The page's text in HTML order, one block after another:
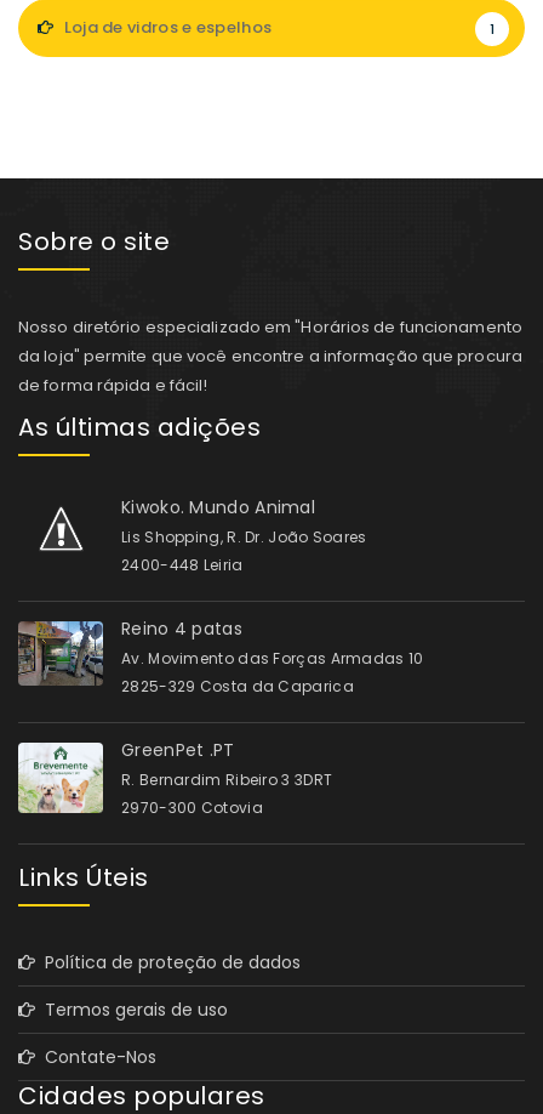
Loja de vidros e espelhos 1
Sobre o site
Nosso diretório especializado em "Horários de funcionamento
da loja" permite que você encontre a informação que procura
de forma rápida e fácil!
As últimas adições
Kiwoko. Mundo Animal
Lis Shopping, R. Dr. João Soares
2400-448 Leiria
Reino 4 patas
Av. Movimento das Forças Armadas 10
2825-329 Costa da Caparica
GreenPet .PT
R. Bernardim Ribeiro 3 3DRT
2970-300 Cotovia
Links Úteis
Política de proteção de dados
Termos gerais de uso
Contate-Nos
Cidades populares